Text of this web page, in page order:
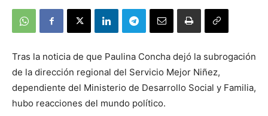
Tras la noticia de que Paulina Concha dejó la subrogación
de la dirección regional del Servicio Mejor Niñez,
dependiente del Ministerio de Desarrollo Social y Familia,
hubo reacciones del mundo político.